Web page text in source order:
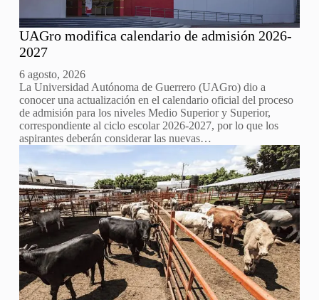
UAGro modifica calendario de admisión 2026-
2027
6 agosto, 2026
La Universidad Autónoma de Guerrero (UAGro) dio a
conocer una actualización en el calendario oficial del proceso
de admisión para los niveles Medio Superior y Superior,
correspondiente al ciclo escolar 2026-2027, por lo que los
aspirantes deberán considerar las nuevas…